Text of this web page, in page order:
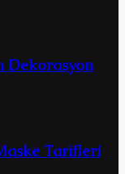
Dekorasyon
Tarifleri